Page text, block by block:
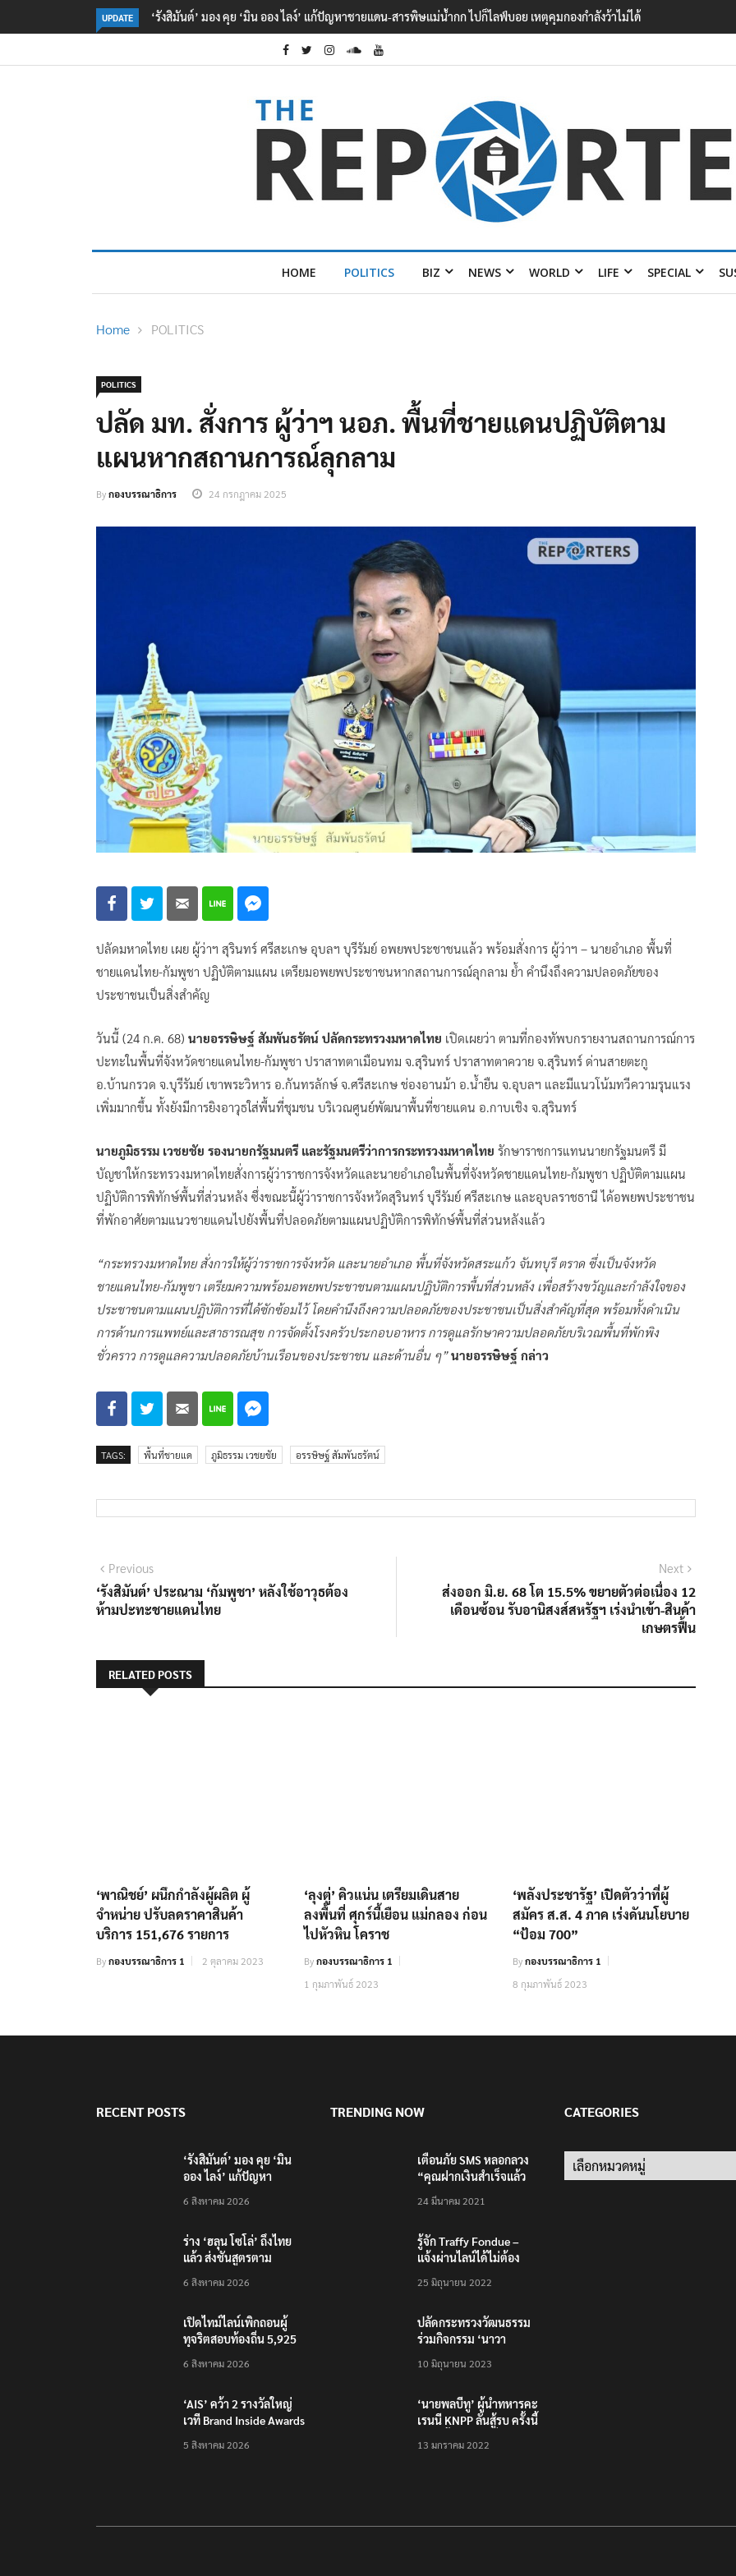
UPDATE ‘รังสิมันต์’ มอง คุย ‘มิน ออง ไลง์’ แก้ปัญหาชายแดน-สารพิษแม่น้ำกก ไปก็ไลฟ์บอย เหตุคุมกองกำลังว้าไม่ได้
HOME POLITICS BIZ NEWS WORLD LIFE SPECIAL
Home POLITICS
POLITICS
ปลัด มท. สั่งการ ผู้ว่าฯ นอภ. พื้นที่ชายแดนปฏิบัติตาม
แผนหากสถานการณ์ลุกลาม
Byกองบรรณาธิการ 24 กรกฎาคม 2025
ปลัดมหาดไทย เผย ผู้ว่าฯ สุรินทร์ ศรีสะเกษ อุบลฯ บุรีรัมย์ อพยพประชาชนแล้ว พร้อมสั่งการ ผู้ว่าฯ – นายอำเภอ พื้นที่
ชายแดนไทย-กัมพูชา ปฏิบัติตามแผน เตรียมอพยพประชาชนหากสถานการณ์ลุกลาม ย้ำ คำนึงถึงความปลอดภัยของ
ประชาชนเป็นสิ่งสำคัญ
วันนี้ (24 ก.ค. 68) นายอรรษิษฐ์ สัมพันธรัตน์ ปลัดกระทรวงมหาดไทย เปิดเผยว่า ตามที่กองทัพบกรายงานสถานการณ์การ
ปะทะในพื้นที่จังหวัดชายแดนไทย-กัมพูชา ปราสาทตาเมือนทม จ.สุรินทร์ ปราสาทตาควาย จ.สุรินทร์ ด่านสายตะกู
อ.บ้านกรวด จ.บุรีรัมย์ เขาพระวิหาร อ.กันทรลักษ์ จ.ศรีสะเกษ ช่องอานม้า อ.น้ำยืน จ.อุบลฯ และมีแนวโน้มทวีความรุนแรง
เพิ่มมากขึ้น ทั้งยังมีการยิงอาวุธใส่พื้นที่ชุมชน บริเวณศูนย์พัฒนาพื้นที่ชายแดน อ.กาบเชิง จ.สุรินทร์
นายภูมิธรรม เวชยชัย รองนายกรัฐมนตรี และรัฐมนตรีว่าการกระทรวงมหาดไทย รักษาราชการแทนนายกรัฐมนตรี มี
บัญชาให้กระทรวงมหาดไทยสั่งการผู้ว่าราชการจังหวัดและนายอำเภอในพื้นที่จังหวัดชายแดนไทย-กัมพูชา ปฏิบัติตามแผน
ปฏิบัติการพิทักษ์พื้นที่ส่วนหลัง ซึ่งขณะนี้ผู้ว่าราชการจังหวัดสุรินทร์ บุรีรัมย์ ศรีสะเกษ และอุบลราชธานี ได้อพยพประชาชน
ที่พักอาศัยตามแนวชายแดนไปยังพื้นที่ปลอดภัยตามแผนปฏิบัติการพิทักษ์พื้นที่ส่วนหลังแล้ว
“กระทรวงมหาดไทย สั่งการให้ผู้ว่าราชการจังหวัด และนายอำเภอ พื้นที่จังหวัดสระแก้ว จันทบุรี ตราด ซึ่งเป็นจังหวัด
ชายแดนไทย-กัมพูชา เตรียมความพร้อมอพยพประชาชนตามแผนปฏิบัติการพื้นที่ส่วนหลัง เพื่อสร้างขวัญและกำลังใจของ
ประชาชนตามแผนปฏิบัติการที่ได้ซักซ้อมไว้ โดยคำนึงถึงความปลอดภัยของประชาชนเป็นสิ่งสำคัญที่สุด พร้อมทั้งดำเนิน
การด้านการแพทย์และสาธารณสุข การจัดตั้งโรงครัวประกอบอาหาร การดูแลรักษาความปลอดภัยบริเวณพื้นที่พักพิง
ชั่วคราว การดูแลความปลอดภัยบ้านเรือนของประชาชน และด้านอื่น ๆ” นายอรรษิษฐ์ กล่าว
TAGS: พื้นที่ชายแด ภูมิธรรม เวชยชัย อรรษิษฐ์ สัมพันธรัตน์
แนะแนว
เรื่อง
PreviousPrevious
post:
‘รังสิมันต์’ ประณาม ‘กัมพูชา’ หลังใช้อาวุธต้อง
ห้ามปะทะชายแดนไทย
Next
ส่งออก มิ.ย. 68 โต 15.5% ขยายตัวต่อเนื่อง 12
เดือนซ้อน รับอานิสงส์สหรัฐฯ เร่งนำเข้า-สินค้า
เกษตรฟื้น
RELATED POSTS
‘พาณิชย์’ ผนึกกำลังผู้ผลิต ผู้
จำหน่าย ปรับลดราคาสินค้า
บริการ 151,676 รายการ
Byกองบรรณาธิการ 1 2 ตุลาคม 2023
‘ลุงตู่’ คิวแน่น เตรียมเดินสาย
ลงพื้นที่ ศุกร์นี้เยือน แม่กลอง ก่อน
ไปหัวหิน โคราช
Byกองบรรณาธิการ 1
1 กุมภาพันธ์ 2023
‘พลังประชารัฐ’ เปิดตัวว่าที่ผู้
สมัคร ส.ส. 4 ภาค เร่งดันนโยบาย
“ป้อม 700”
Byกองบรรณาธิการ 1
8 กุมภาพันธ์ 2023
RECENT POSTS
‘รังสิมันต์’ มอง คุย ‘มิน
ออง ไลง์’ แก้ปัญหา
ไปก็ไลฟ์บอย เหตุคุมกอง
6 สิงหาคม 2026
ร่าง ‘ฮลุน โซโล่’ ถึงไทย
แล้ว ส่งชันสูตรตาม
นิติวิทยาศาสตร์
6 สิงหาคม 2026
เปิดไทม์ไลน์เพิกถอนผู้
ทุจริตสอบท้องถิ่น 5,925
ดำเนินการทั้งหมด
6 สิงหาคม 2026
‘AIS’ คว้า 2 รางวัลใหญ่
เวที Brand Inside Awards
โครงสร้างพื้นฐานดิจิทัล
5 สิงหาคม 2026
TRENDING NOW
เตือนภัย SMS หลอกลวง
“คุณฝากเงินสำเร็จแล้ว
200,000 บาท”
24 มีนาคม 2021
รู้จัก Traffy Fondue –
แจ้งผ่านไลน์ได้ไม่ต้อง
ทั่วไทย ไม่ใช่แค่ในกรุง
25 มิถุนายน 2022
ปลัดกระทรวงวัฒนธรรม
ร่วมกิจกรรม ‘นาวา
ตักบาตรทางน้ำ
10 มิถุนายน 2023
‘นายพลบีทู’ ผู้นำทหารคะ
เรนนี KNPP ลั่นสู้รบ ครั้งนี้
ประชาชนต้องชนะ
13 มกราคม 2022
CATEGORIES
Categories